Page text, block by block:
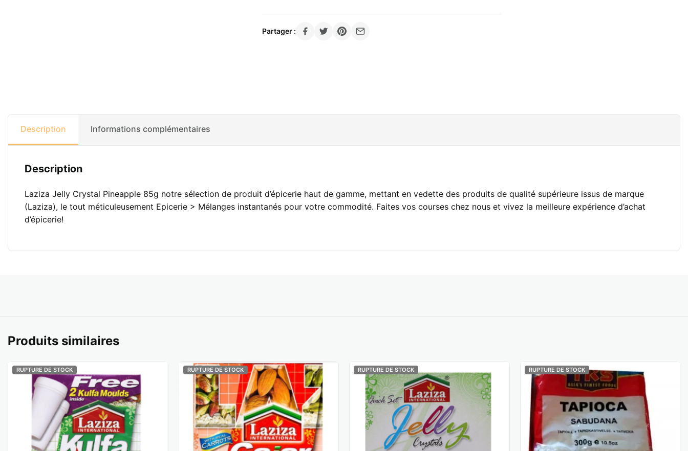
Partager :
Description Informations complémentaires
Description
Laziza Jelly Crystal Pineapple 85g notre sélection de produit d’épicerie haut de gamme, mettant en vedette des produits de qualité supérieure issus de marque
(Laziza), le tout méticuleusement Epicerie > Mélanges instantanés pour votre commodité. Faites vos courses chez nous et vivez la meilleure expérience d’achat
d’épicerie!
Produits similaires
RUPTURE DE STOCK RUPTURE DE STOCK RUPTURE DE STOCK RUPTURE DE STOCK